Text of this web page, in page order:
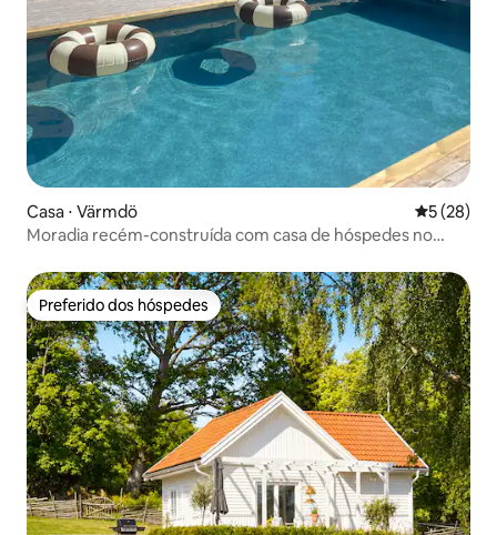
Casa ⋅ Värmdö 5 de uma
5 (28)
Moradia recém-construída com casa de hóspedes no
Preferido dos hóspedes
Preferido dos hóspedes